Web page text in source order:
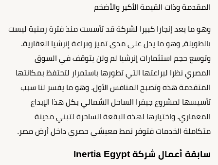
المقدمة وذات القيمة الأكبر والأضخم
وهو ما يعد إنجازا كبيرا لشركة قد تأسست منذ فترة زمنية ليست
بالطويلة، وهو ما يدل على مدى تميز وبراعة إنرشيا العقارية.
وتوسع حجم استثمارات إنرشيا لم ولن يتوقف في السوق
المصري نظرا لبراعتها التي تطورها باستمرار لتحتفظ بمكانتها
المتقدمة هذه وتصبح المنافس الأول. وهو ما يفسر لنا سبب
تأسيسها لمشروع جيفرا الساحل الشمالي بكل هذا الإبداع
المعماري. واختيارها لهذه البقعة الساحرة لتبني مدينة
متكاملة الخدمات فتوفر نمط معيشي حصري داخل أرض مصر.
سابقة أعمال شركة Inertia Egypt